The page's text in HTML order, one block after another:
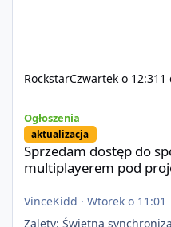
RockstarCzwartek o 12:31 1
Ogłoszenia
aktualizacja
Sprzedam dostęp do
multiplayerem pod
VinceKidd · Wtorek o 11:01
Zalety: Świetna